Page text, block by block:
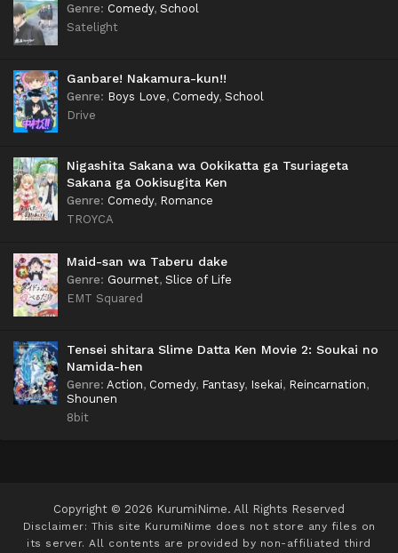
Genre: Comedy, School
Satelight
Ganbare! Nakamura-kun!!
Genre: Boys Love, Comedy, School
Drive
Nigashita Sakana wa Ookikatta ga Tsuriageta
Sakana ga Ookisugita Ken
Genre: Comedy, Romance
TROYCA
Maid-san wa Taberu dake
Genre: Gourmet, Slice of Life
EMT Squared
Tensei shitara Slime Datta Ken Movie 2: Soukai no
Namida-hen
Genre: Action, Comedy, Fantasy, Isekai, Reincarnation,
Shounen
8bit
Copyright © 2026 KurumiNime. All Rights Reserved
Disclaimer: This site KurumiNime does not store any files on
its server. All contents are provided by non-affiliated third